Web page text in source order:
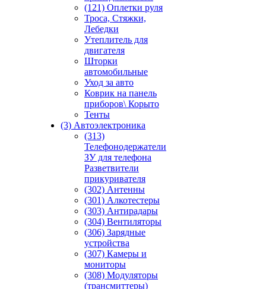
(121) Оплетки руля
Троса, Стяжки,
Лебедки
Утеплитель для
двигателя
Шторки
автомобильные
Уход за авто
Коврик на панель
приборов\ Корыто
Тенты
(3) Автоэлектроника
(313)
Телефонодержатели
ЗУ для телефона
Разветвители
прикуривателя
(302) Антенны
(301) Алкотестеры
(303) Антирадары
(304) Вентиляторы
(306) Зарядные
устройства
(307) Камеры и
мониторы
(308) Модуляторы
(трансмиттеры)